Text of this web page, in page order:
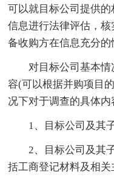
可以就目标公司提供
信息进行法律评估，
备收购方在信息充分的
对目标公司基本
容(可以根据并购项目
况下对于调查的具体内
1、目标公司及其
2、目标公司及其
括工商登记材料及相关